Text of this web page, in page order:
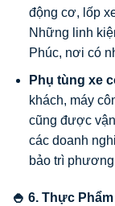
động cơ, lốp
Những linh
Phúc, nơi có
Phụ tùng xe
khách, máy
cũng được
các doanh
bảo trì
🍚 6. Thực